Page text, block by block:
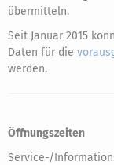
übermitteln.
Seit Januar 2015
Daten für die
werden.
Öffnungszeiten
Service-/